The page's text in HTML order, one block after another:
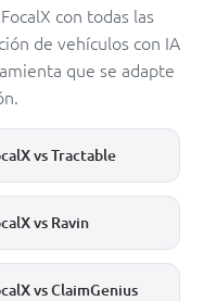
con todas las
de vehículos con IA
que se adapte
vs Tractable
vs Ravin
vs ClaimGenius